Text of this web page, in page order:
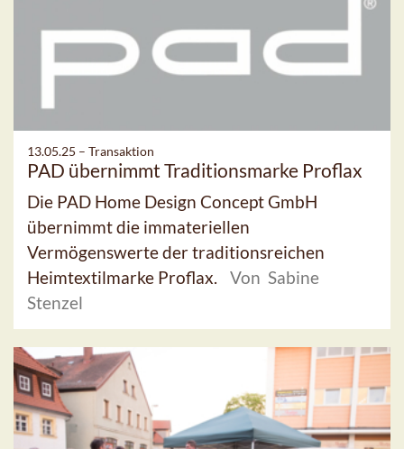
13.05.25 – Transaktion
PAD übernimmt Traditionsmarke Proflax
Die PAD Home Design Concept GmbH
übernimmt die immateriellen
Vermögenswerte der traditionsreichen
Heimtextilmarke Proflax.
Von Sabine
Stenzel